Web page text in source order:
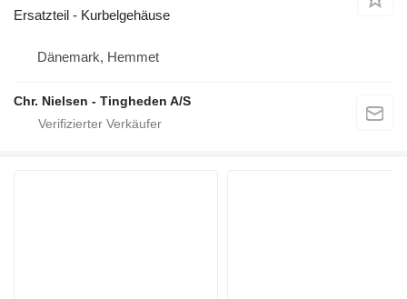
Ersatzteil - Kurbelgehäuse
Dänemark, Hemmet
Chr. Nielsen - Tingheden A/S